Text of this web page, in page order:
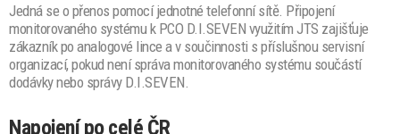
Jedná se o přenos pomocí jednotné telefonní sítě. Připojení
monitorovaného systému k PCO D.I.SEVEN využitím JTS zajišťuje
zákazník po analogové lince a v součinnosti s příslušnou servisní
organizací, pokud není správa monitorovaného systému součástí
dodávky nebo správy D.I.SEVEN.
Napojení po celé ČR